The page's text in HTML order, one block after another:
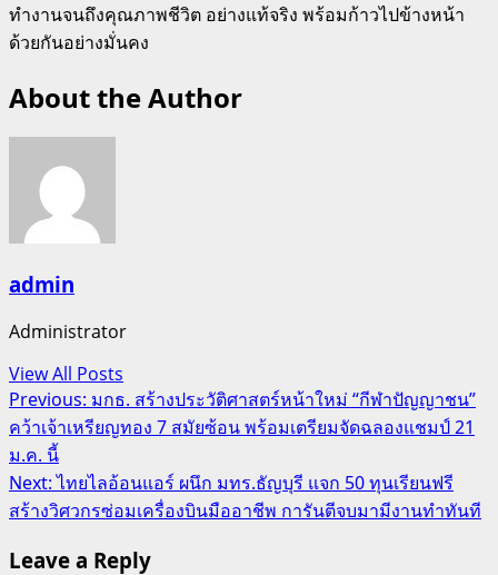
ทำงานจนถึงคุณภาพชีวิต อย่างแท้จริง พร้อมก้าวไปข้างหน้า
ด้วยกันอย่างมั่นคง
About the Author
admin
Administrator
View All Posts
Post
navigation
Previous: มกธ. สร้างประวัติศาสตร์หน้าใหม่ “กีฬาปัญญาชน”
คว้าเจ้าเหรียญทอง 7 สมัยซ้อน พร้อมเตรียมจัดฉลองแชมป์ 21
ม.ค. นี้
Next:ไทยไลอ้อนแอร์ ผนึก มทร.ธัญบุรี แจก 50 ทุนเรียนฟรี
สร้างวิศวกรซ่อมเครื่องบินมืออาชีพ การันตีจบมามีงานทำทันที
Leave a Reply